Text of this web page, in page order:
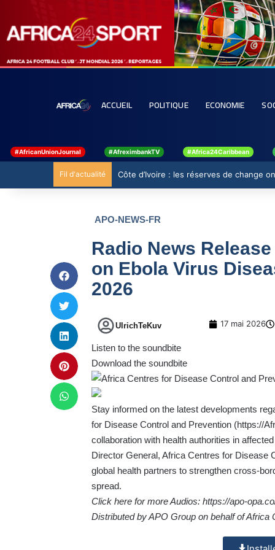
ACCUEIL POLITIQUE ECONOMIE
#AfricanUnionJournal #AfreximbankTV #Africa24Caribbean
Fil d'actualité Côte d’Ivoire : les réserves de change
APO-NEWS-FR
Radio News
on Ebola Virus
2026
UlrichTeKuv 17 mai 2026
Listen to the soundbite
Download the soundbite
Stay informed on the latest developments
for Disease Control and Prevention (https://
collaboration with health authorities in
Director General, Africa Centres for Disease
global health partners to strengthen cross-
spread.
Click here for more Audios: https://apo-
Distributed by APO Group on behalf of